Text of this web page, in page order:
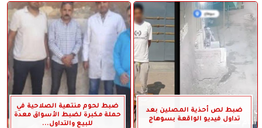
ضبط لص أحذية المصلين بعد
تداول فيديو الواقعة بسوهاج
ضبط لحوم منتهية الصلاحية في
حملة مكبرة لضبط الأسواق معدة
للبيع والتداول...